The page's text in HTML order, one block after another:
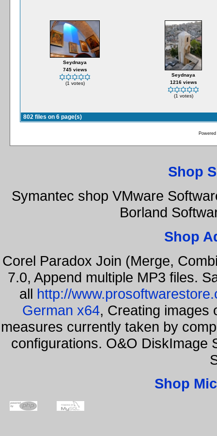
Seydnaya
745 views
(1 votes)
Seydnaya
1216 views
(1 votes)
802 files on 6 page(s)
Shop
Symantec shop VMware
Borland
Shop
Corel Paradox Join (Merge,
7.0, Append multiple MP3 files.
all http://
German x64, Creating images
measures currently taken by
configurations. O&O DiskImage
Shop